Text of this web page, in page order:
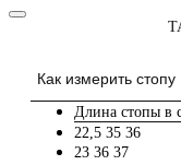
Как измерить стопу
Длина стопы в
22,5 35 36
23 36 37